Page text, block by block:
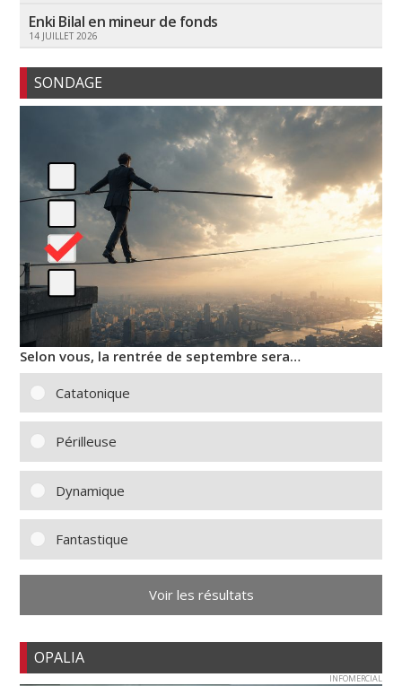
Enki Bilal en mineur de fonds
14 JUILLET 2026
SONDAGE
Selon vous, la rentrée de septembre sera…
Catatonique
Périlleuse
Dynamique
Fantastique
Voir les résultats
OPALIA
INFOMERCIAL